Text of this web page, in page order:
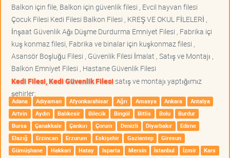
Balkon için file, Balkon için güvenlik filesi , Evcil hayvan filesi
Çocuk Filesi Kedi Filesi Balkon Filesi , KREŞ VE OKUL FİLELERİ ,
İnşaat Güvenlik Ağı Düşme Durdurma Emniyet Filesi , Fabrika içi
kuş konmaz filesi, Fabrika ve binalar için kuşkonmaz filesi ,
Asansör Boşluğu Filesi , Güvenlik Filesi İmalat , Satış ve Montajı ,
Balkon Emniyet Filesi , Hastane Güvenlik Filesi
Kedi Filesi, Kedi Güvenlik Filesisatış ve montajı yaptığımız
şehirler;
Adana Adıyaman Afyonkarahisar Ağrı Amasya Ankara
Antalya
Artvin
Aydın Balıkesir Bilecik Bingöl Bitlis Bolu
Burdur
Bursa
Çanakkale Çankırı Çorum Denizli Diyarbakır
Edirne
Elazığ
Erzincan Erzurum Eskişehir Gaziantep
Giresun
Gümüşhane
Hakkari Hatay Isparta Mersin İstanbul İzmir
Kars